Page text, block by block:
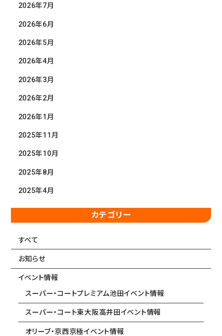
2026年7月
2026年6月
2026年5月
2026年4月
2026年3月
2026年2月
2026年1月
2025年11月
2025年10月
2025年8月
2025年4月
カテゴリー
すべて
お知らせ
イベント情報
スーパー・コートプレミアム池田イベント情報
スーパー・コート東大阪高井田イベント情報
オリーブ・京西京極イベント情報